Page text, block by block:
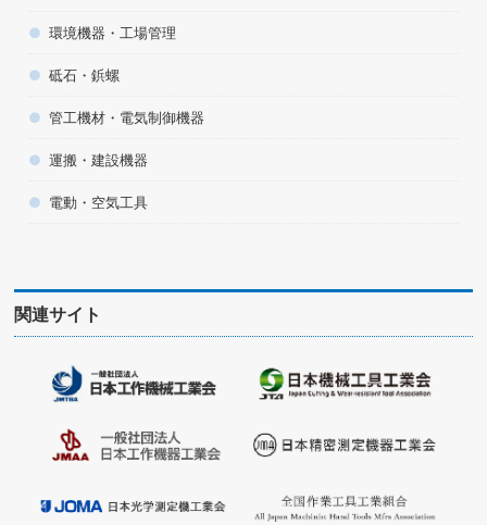
環境機器・工場管理
砥石・鋲螺
管工機材・電気制御機器
運搬・建設機器
電動・空気工具
関連サイト